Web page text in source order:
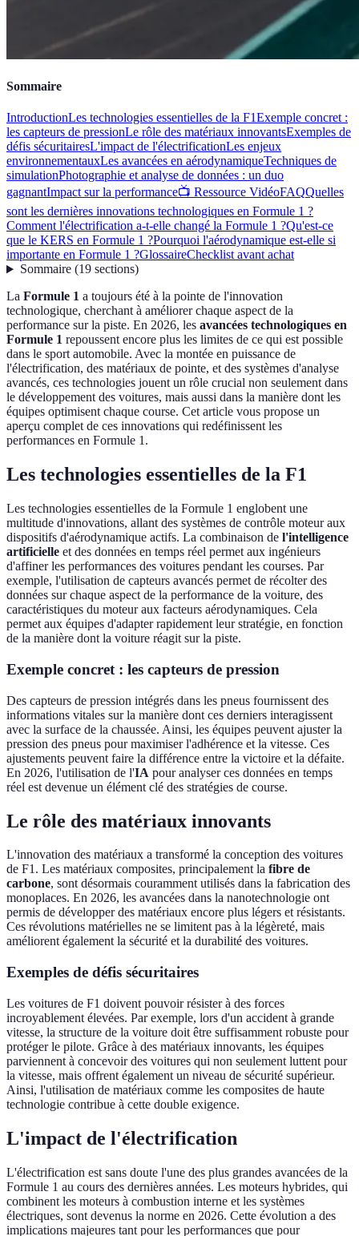
Sommaire
IntroductionLes technologies essentielles de la F1Exemple concret :
les capteurs de pressionLe rôle des matériaux innovantsExemples de
défis sécuritairesL'impact de l'électrificationLes enjeux
environnementauxLes avancées en aérodynamiqueTechniques de
simulationPhotographie et analyse de données : un duo
gagnantImpact sur la performance📺 Ressource VidéoFAQQuelles
sont les dernières innovations technologiques en Formule 1 ?
Comment l'électrification a-t-elle changé la Formule 1 ?Qu'est-ce
que le KERS en Formule 1 ?Pourquoi l'aérodynamique est-elle si
importante en Formule 1 ?GlossaireChecklist avant achat
Sommaire(19 sections)
La Formule 1 a toujours été à la pointe de l'innovation
technologique, cherchant à améliorer chaque aspect de la
performance sur la piste. En 2026, les avancées technologiques en
Formule 1 repoussent encore plus les limites de ce qui est possible
dans le sport automobile. Avec la montée en puissance de
l'électrification, des matériaux de pointe, et des systèmes d'analyse
avancés, ces technologies jouent un rôle crucial non seulement dans
le développement des voitures, mais aussi dans la manière dont les
équipes optimisent chaque course. Cet article vous propose un
aperçu complet de ces innovations qui redéfinissent les
performances en Formule 1.
Les technologies essentielles de la F1
Les technologies essentielles de la Formule 1 englobent une
multitude d'innovations, allant des systèmes de contrôle moteur aux
dispositifs d'aérodynamique actifs. La combinaison de l'intelligence
artificielle et des données en temps réel permet aux ingénieurs
d'affiner les performances des voitures pendant les courses. Par
exemple, l'utilisation de capteurs avancés permet de récolter des
données sur chaque aspect de la performance de la voiture, des
caractéristiques du moteur aux facteurs aérodynamiques. Cela
permet aux équipes d'adapter rapidement leur stratégie, en fonction
de la manière dont la voiture réagit sur la piste.
Exemple concret : les capteurs de pression
Des capteurs de pression intégrés dans les pneus fournissent des
informations vitales sur la manière dont ces derniers interagissent
avec la surface de la chaussée. Ainsi, les équipes peuvent ajuster la
pression des pneus pour maximiser l'adhérence et la vitesse. Ces
ajustements peuvent faire la différence entre la victoire et la défaite.
En 2026, l'utilisation de l'IA pour analyser ces données en temps
réel est devenue un élément clé des stratégies de course.
Le rôle des matériaux innovants
L'innovation des matériaux a transformé la conception des voitures
de F1. Les matériaux composites, principalement la fibre de
carbone, sont désormais couramment utilisés dans la fabrication des
monoplaces. En 2026, les avancées dans la nanotechnologie ont
permis de développer des matériaux encore plus légers et résistants.
Ces révolutions matérielles ne se limitent pas à la légèreté, mais
améliorent également la sécurité et la durabilité des voitures.
Exemples de défis sécuritaires
Les voitures de F1 doivent pouvoir résister à des forces
incroyablement élevées. Par exemple, lors d'un accident à grande
vitesse, la structure de la voiture doit être suffisamment robuste pour
protéger le pilote. Grâce à des matériaux innovants, les équipes
parviennent à concevoir des voitures qui non seulement luttent pour
la vitesse, mais offrent également un niveau de sécurité supérieur.
Ainsi, l'utilisation de matériaux comme les composites de haute
technologie contribue à cette double exigence.
L'impact de l'électrification
L'électrification est sans doute l'une des plus grandes avancées de la
Formule 1 au cours des dernières années. Les moteurs hybrides, qui
combinent les moteurs à combustion interne et les systèmes
électriques, sont devenus la norme en 2026. Cette évolution a des
implications majeures tant pour les performances que pour